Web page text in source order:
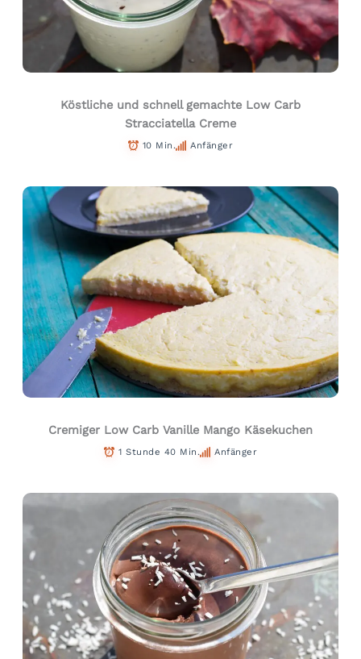
Köstliche und schnell gemachte Low Carb
Stracciatella Creme
10 Min. Anfänger
Cremiger Low Carb Vanille Mango Käsekuchen
1 Stunde 40 Min. Anfänger